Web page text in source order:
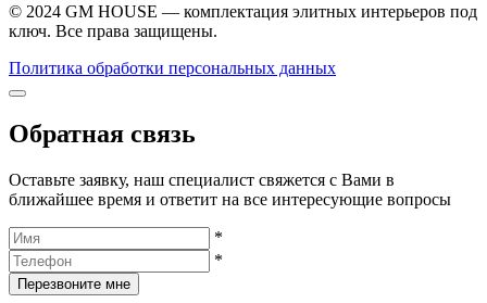
© 2024 GM HOUSE — комплектация элитных интерьеров под
ключ. Все права защищены.
Политика обработки персональных данных
Обратная связь
Оставьте заявку, наш специалист свяжется с Вами в
ближайшее время и ответит на все интересующие вопросы
*
*
Перезвоните мне